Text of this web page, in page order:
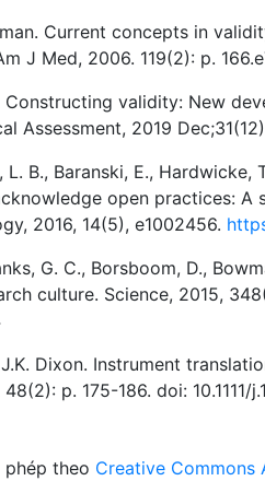
Current concepts in
J Med, 2006. 119(2): p.
Constructing validity: New
Assessment, 2019
B., Baranski, E., Hardwicke,
open practices:
2016, 14(5), e1002456.
G. C., Borsboom, D.,
culture. Science, 2015,
Dixon. Instrument
p. 175-186. doi: 10.1111/
theo Creative